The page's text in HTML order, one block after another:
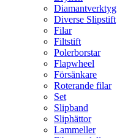
Diamantverktyg
Diverse Slipstift
Filar
Filtstift
Polerborstar
Flapwheel
Försänkare
Roterande filar
Set
Slipband
Sliphättor
Lammeller